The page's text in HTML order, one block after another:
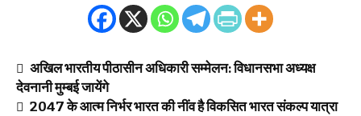
अखिल भारतीय पीठासीन अधिकारी सम्मेलन: विधानसभा अध्यक्ष
देवनानी मुम्बई जायेंगे
2047 के आत्म निर्भर भारत की नींव है विकसित भारत संकल्प यात्रा